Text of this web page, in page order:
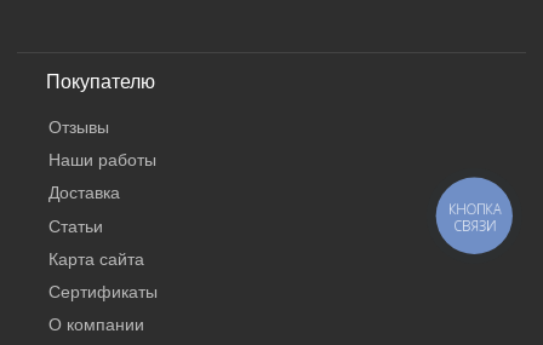
Покупателю
Отзывы
Наши работы
Доставка
Статьи
Карта сайта
Сертификаты
О компании
КНОПКА
СВЯЗИ